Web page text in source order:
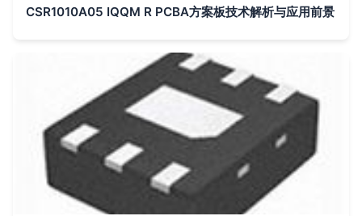
CSR1010A05 IQQM R PCBA方案板技术解析与应用前景